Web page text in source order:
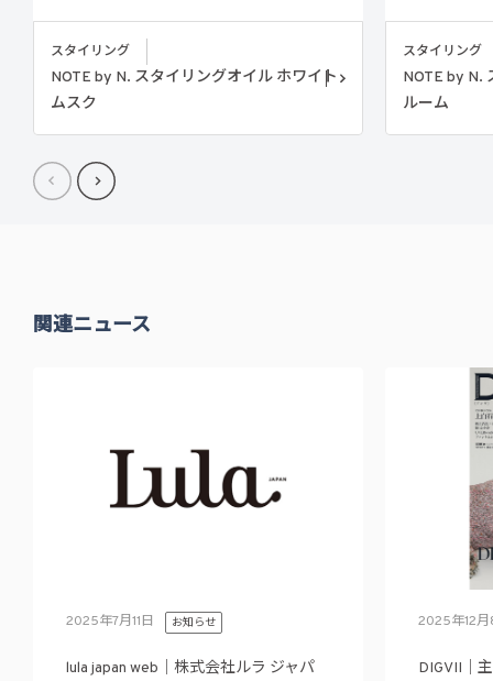
スタイリング
NOTE by N. スタイリングオイル ホワイト
ムスク
スタイリング
NOTE by N.
ルーム
関連ニュース
2025年7月11日 お知らせ
lula japan web｜株式会社ルラ ジャパ
2025年12
DIGVII｜